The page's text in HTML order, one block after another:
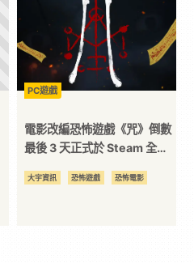
PC遊戲
電影改編恐怖遊戲《咒》倒數
最後 3 天正式於 Steam 全球
大宇資訊 恐怖遊戲 恐怖電影